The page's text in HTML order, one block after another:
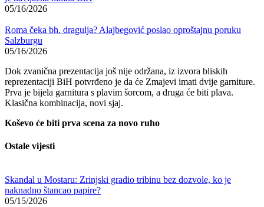
05/16/2026
Roma čeka bh. dragulja? Alajbegović poslao oproštajnu poruku
Salzburgu
05/16/2026
Dok zvanična prezentacija još nije održana, iz izvora bliskih
reprezentaciji BiH potvrđeno je da će Zmajevi imati dvije garniture.
Prva je bijela garnitura s plavim šorcom, a druga će biti plava.
Klasična kombinacija, novi sjaj.
Koševo će biti prva scena za novo ruho
Ostale vijesti
Skandal u Mostaru: Zrinjski gradio tribinu bez dozvole, ko je
naknadno štancao papire?
05/15/2026